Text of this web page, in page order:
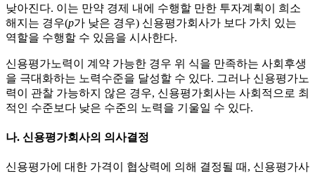
낮아진다. 이는 만약 경제 내에 수행할 만한 투자계획이 희소
해지는 경우(p가 낮은 경우) 신용평가회사가 보다 가치 있는
역할을 수행할 수 있음을 시사한다.
신용평가노력이 계약 가능한 경우 위 식을 만족하는 사회후생
을 극대화하는 노력수준을 달성할 수 있다. 그러나 신용평가노
력이 관찰 가능하지 않은 경우, 신용평가회사는 사회적으로 최
적인 수준보다 낮은 수준의 노력을 기울일 수 있다.
나. 신용평가회사의 의사결정
신용평가에 대한 가격이 협상력에 의해 결정될 때, 신용평가사